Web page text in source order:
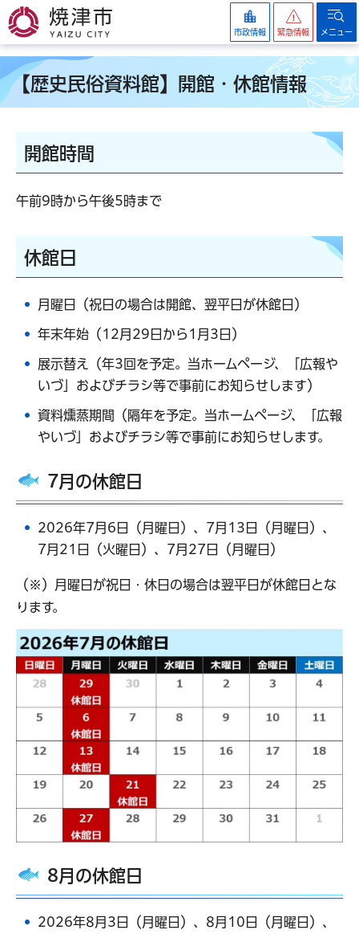
焼津市
市政情報 緊急情報 メニュー
【歴史民俗資料館】開館・休館情報
開館時間
午前9時から午後5時まで
休館日
月曜日（祝日の場合は開館、翌平日が休館日）
年末年始（12月29日から1月3日）
展示替え（年3回を予定。当ホームページ、「広報や
いづ」およびチラシ等で事前にお知らせします）
資料燻蒸期間（隔年を予定。当ホームページ、「広報
やいづ」およびチラシ等で事前にお知らせします。
7月の休館日
2026年7月6日（月曜日）、7月13日（月曜日）、
7月21日（火曜日）、7月27日（月曜日）
（※）月曜日が祝日・休日の場合は翌平日が休館日とな
ります。
8月の休館日
2026年8月3日（月曜日）、8月10日（月曜日）、